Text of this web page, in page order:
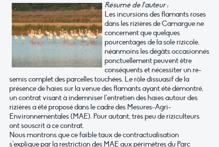
Résumé de l’auteur :
Les incursions des flamants roses
dans les rizières de Camargue ne
concernent que quelques
pourcentages de la sole rizicole,
néanmoins les dégâts occasionnés
ponctuellement peuvent être
conséquents et nécessiter un re-
semis complet des parcelles touchées. Le rôle dissuasif de la
présence de haies sur la venue des flamants ayant été démontré,
un contrat visant à indemniser l’entretien des haies autour des
rizières a été proposé dans le cadre des Mesures-Agri-
Environnementales (MAE). Pour autant, très peu de riziculteurs
ont souscrit à ce contrat.
Nous montrons que ce faible taux de contractualisation
s’explique par la restriction des MAE aux périmètres du Parc